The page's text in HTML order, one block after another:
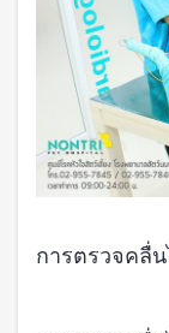
การตรวจคลื่